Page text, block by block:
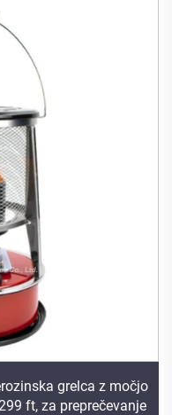
grelca z močjo
ft, za preprečevanje